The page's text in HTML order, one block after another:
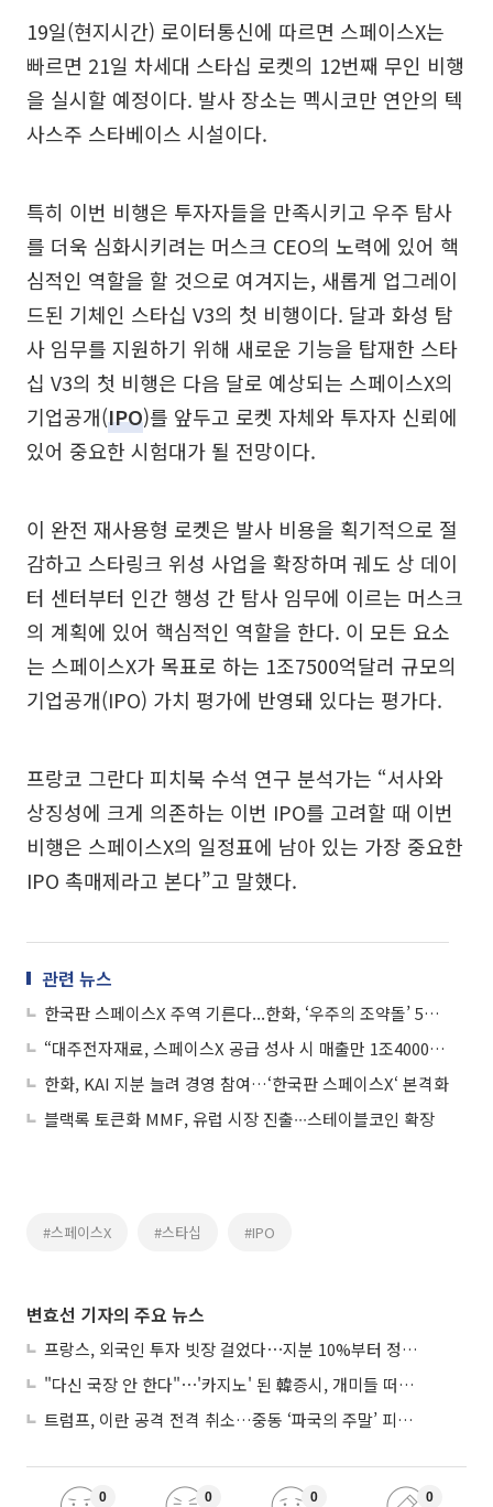
19일(현지시간) 로이터통신에 따르면 스페이스X는
빠르면 21일 차세대 스타십 로켓의 12번째 무인 비행
을 실시할 예정이다. 발사 장소는 멕시코만 연안의 텍
사스주 스타베이스 시설이다.
특히 이번 비행은 투자자들을 만족시키고 우주 탐사
를 더욱 심화시키려는 머스크 CEO의 노력에 있어 핵
심적인 역할을 할 것으로 여겨지는, 새롭게 업그레이
드된 기체인 스타십 V3의 첫 비행이다. 달과 화성 탐
사 임무를 지원하기 위해 새로운 기능을 탑재한 스타
십 V3의 첫 비행은 다음 달로 예상되는 스페이스X의
기업공개(IPO)를 앞두고 로켓 자체와 투자자 신뢰에
있어 중요한 시험대가 될 전망이다.
이 완전 재사용형 로켓은 발사 비용을 획기적으로 절
감하고 스타링크 위성 사업을 확장하며 궤도 상 데이
터 센터부터 인간 행성 간 탐사 임무에 이르는 머스크
의 계획에 있어 핵심적인 역할을 한다. 이 모든 요소
는 스페이스X가 목표로 하는 1조7500억달러 규모의
기업공개(IPO) 가치 평가에 반영돼 있다는 평가다.
프랑코 그란다 피치북 수석 연구 분석가는 “서사와
상징성에 크게 의존하는 이번 IPO를 고려할 때 이번
비행은 스페이스X의 일정표에 남아 있는 가장 중요한
IPO 촉매제라고 본다”고 말했다.
관련 뉴스
한국판 스페이스X 주역 기른다...한화, ‘우주의 조약돌’ 5기 모집
“대주전자재료, 스페이스X 공급 성사 시 매출만 1조4000억…목표가 25%↑”
한화, KAI 지분 늘려 경영 참여…‘한국판 스페이스X‘ 본격화
블랙록 토큰화 MMF, 유럽 시장 진출∙∙∙스테이블코인 확장
#스페이스X #스타십 #IPO
변효선 기자의 주요 뉴스
프랑스, 외국인 투자 빗장 걸었다⋯지분 10%부터 정부가 승인
"다신 국장 안 한다"⋯'카지노' 된 韓증시, 개미들 떠난다
트럼프, 이란 공격 전격 취소…중동 ‘파국의 주말’ 피했다
0 0 0 0